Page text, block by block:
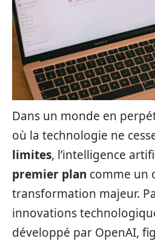
Dans un monde en
où la technologie ne
limites, l’intelligence
premier plan comme un
transformation majeur.
innovations
développé par OpenAI,